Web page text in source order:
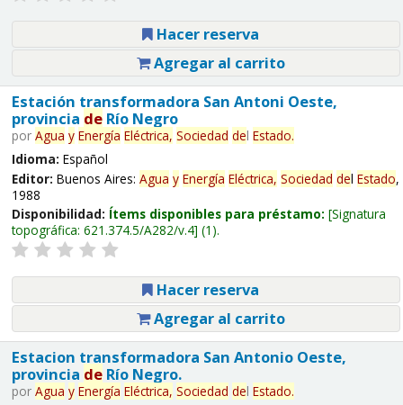
Hacer reserva
Agregar al carrito
Estación transformadora San Antoni Oeste,
provincia deRío Negro
por Agua y Energía Eléctrica, Sociedad del Estado.
Idioma: Español
Editor: Buenos Aires: Agua y Energía Eléctrica, Sociedad del Estado,
1988
Disponibilidad: Ítems disponibles para préstamo: Signatura
topográfica: 621.374.5/A282/v.4 (1).
Hacer reserva
Agregar al carrito
Estacion transformadora San Antonio Oeste,
provincia deRío Negro.
por Agua y Energía Eléctrica, Sociedad del Estado.